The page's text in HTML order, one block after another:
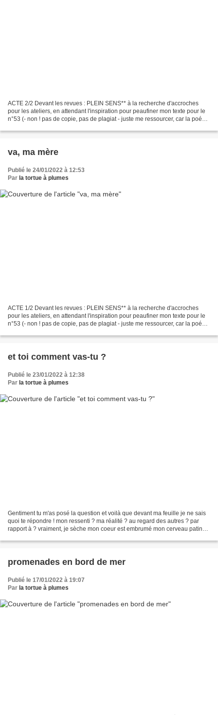
ACTE 2/2 Devant les revues : PLEIN SENS** à la recherche d'accroches
pour les ateliers, en attendant l'inspiration pour peaufiner mon texte pour le
n°53 (- non ! pas de copie, pas de plagiat - juste me ressourcer, car la poésie
va, ma mère
Publié le 24/01/2022 à 12:53
Par la tortue à plumes
ACTE 1/2 Devant les revues : PLEIN SENS** à la recherche d'accroches
pour les ateliers, en attendant l'inspiration pour peaufiner mon texte pour le
n°53 (- non ! pas de copie, pas de plagiat - juste me ressourcer, car la poésie
et toi comment vas-tu ?
Publié le 23/01/2022 à 12:38
Par la tortue à plumes
Gentiment tu m'as posé la question et voilà que devant ma feuille je ne sais
quoi te répondre ! mon ressenti ? ma réalité ? au regard des autres ? par
rapport à ? vraiment, je sèche mon coeur est embrumé mon cerveau patine il
promenades en bord de mer
Publié le 17/01/2022 à 19:07
Par la tortue à plumes